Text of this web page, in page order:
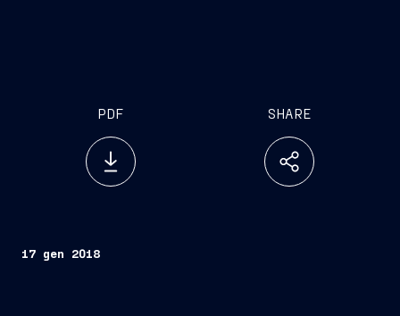
PDF SHARE
17 gen 2018